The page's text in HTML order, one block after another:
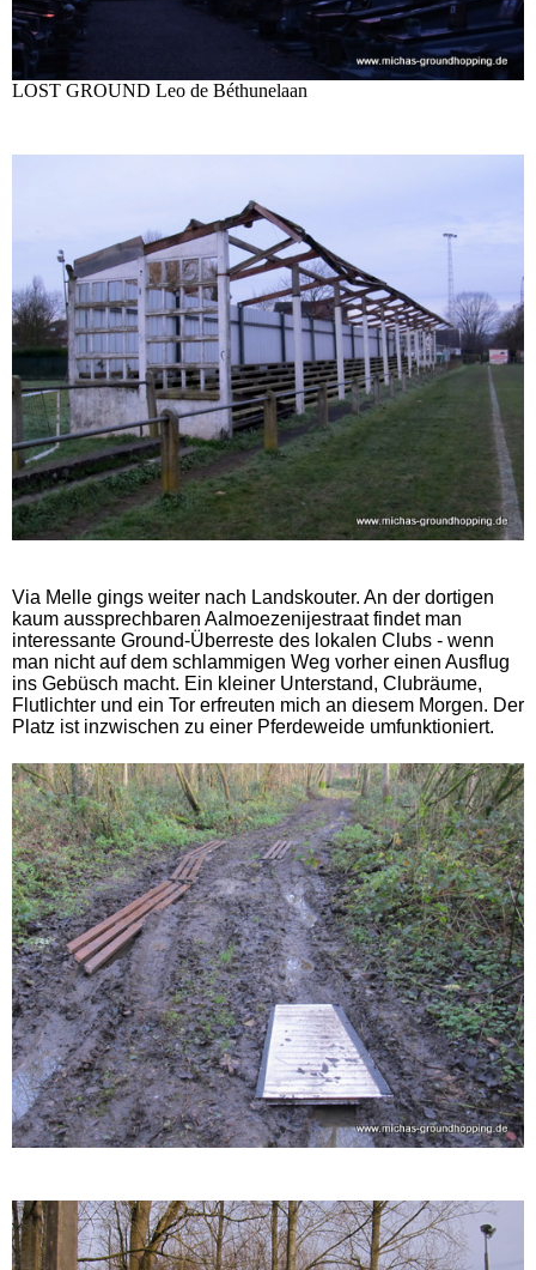
LOST GROUND Leo de Béthunelaan
Via Melle gings weiter nach Landskouter. An der dortigen
kaum aussprechbaren Aalmoezenijestraat findet man
interessante Ground-Überreste des lokalen Clubs - wenn
man nicht auf dem schlammigen Weg vorher einen Ausflug
ins Gebüsch macht. Ein kleiner Unterstand, Clubräume,
Flutlichter und ein Tor erfreuten mich an diesem Morgen. Der
Platz ist inzwischen zu einer Pferdeweide umfunktioniert.